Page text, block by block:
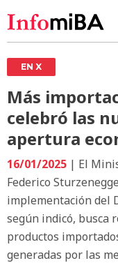
EN X
Más
celebró las
apertura
16/01/2025 | El
Federico
implementación del
según indicó, busca
productos
generadas por las